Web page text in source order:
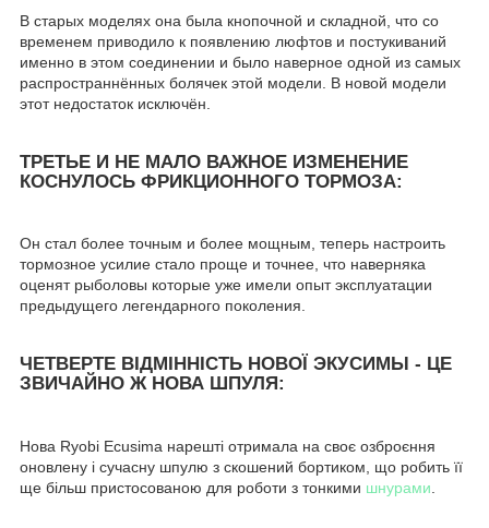
В старых моделях она была кнопочной и складной, что со
временем приводило к появлению люфтов и постукиваний
именно в этом соединении и было наверное одной из самых
распространнённых болячек этой модели. В новой модели
этот недостаток исключён.
ТРЕТЬЕ И НЕ МАЛО ВАЖНОЕ ИЗМЕНЕНИЕ
КОСНУЛОСЬ ФРИКЦИОННОГО ТОРМОЗА:
Он стал более точным и более мощным, теперь настроить
тормозное усилие стало проще и точнее, что наверняка
оценят рыболовы которые уже имели опыт эксплуатации
предыдущего легендарного поколения.
ЧЕТВЕРТЕ ВІДМІННІСТЬ НОВОЇ ЭКУСИМЫ - ЦЕ
ЗВИЧАЙНО Ж НОВА ШПУЛЯ:
Нова Ryobi Ecusima нарешті отримала на своє озброєння
оновлену і сучасну шпулю з скошений бортиком, що робить її
ще більш пристосованою для роботи з тонкими шнурами